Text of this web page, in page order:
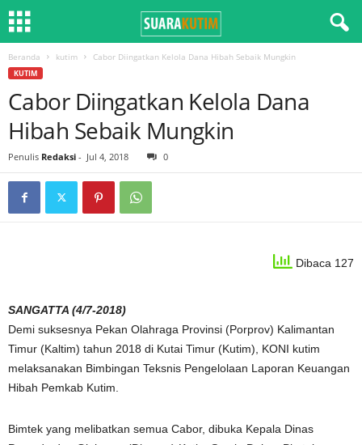
Beranda kutim Cabor Diingatkan Kelola Dana Hibah Sebaik Mungkin
KUTIM
Cabor Diingatkan Kelola Dana
Hibah Sebaik Mungkin
Penulis Redaksi - Jul 4, 2018 0
Dibaca 127
SANGATTA (4/7-2018)
Demi suksesnya Pekan Olahraga Provinsi (Porprov) Kalimantan
Timur (Kaltim) tahun 2018 di Kutai Timur (Kutim), KONI kutim
melaksanakan Bimbingan Teksnis Pengelolaan Laporan Keuangan
Hibah Pemkab Kutim.
Bimtek yang melibatkan semua Cabor, dibuka Kepala Dinas